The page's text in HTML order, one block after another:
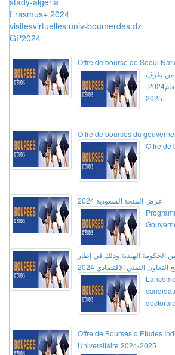
Erasmus+ 2024
visitesvirtuelles.univ-boumerdes.dz
GP2024
Offre de bourse de Seoul
من طرف
البنك الإسلامي للتنمية لعام2024-
2025
Offre de bourses du
Offre de
عرض المنحة السعودية 2024
الحكومة الهندية وذلك في إطار
Offre de Bourses d’Etudes
Universitaire 2024-2025